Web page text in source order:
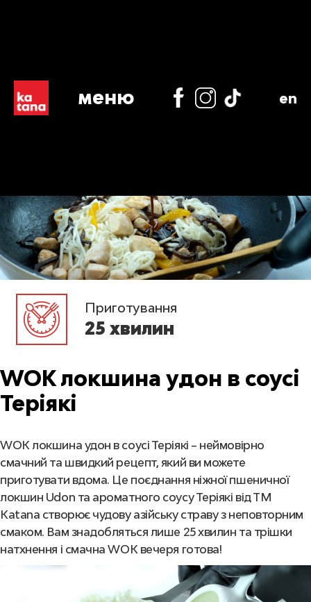
меню en
Приготування
25 хвилин
WOK локшина удон в соусі
Теріякі
WOK локшина удон в соусі Теріякі – неймовірно
смачний та швидкий рецепт, який ви можете
приготувати вдома. Це поєднання ніжної пшеничної
локшин Udon та ароматного соусу Теріякі від ТМ
Katana створює чудову азійську страву з неповторним
смаком. Вам знадобляться лише 25 хвилин та трішки
натхнення і смачна WOK вечеря готова!